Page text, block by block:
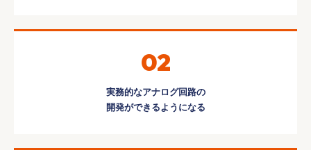
02
実務的なアナログ回路の
開発ができるようになる